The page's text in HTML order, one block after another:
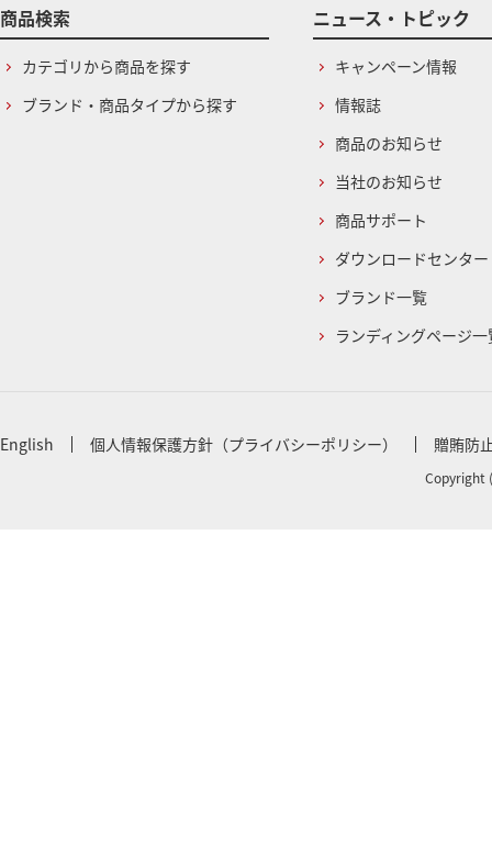
商品検索
カテゴリから商品を探す
ブランド・商品タイプから探す
ニュース・トピック
キャンペーン情報
情報誌
商品のお知らせ
当社のお知らせ
商品サポート
ダウンロードセンター
ブランド一覧
ランディングページ一
English 個人情報保護方針（プライバシーポリシー） 贈賄防
Copyright